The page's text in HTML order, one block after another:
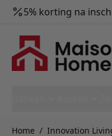
5% korting na
Home / Innovation